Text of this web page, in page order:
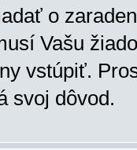
o
Vašu
vstúpiť.
svoj dôvod.